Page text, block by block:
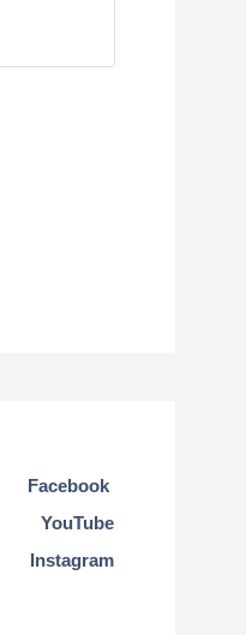
Facebook
YouTube
Instagram